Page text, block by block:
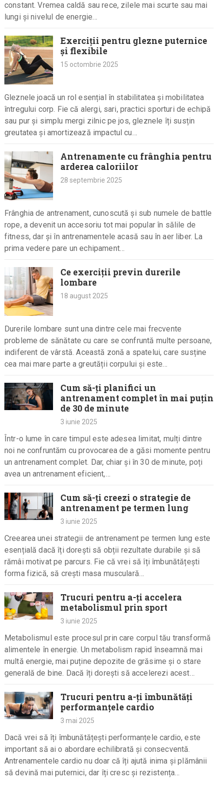
constant. Vremea caldă sau rece, zilele mai scurte sau mai
lungi și nivelul de energie…
Exerciții pentru glezne puternice
și flexibile
15 octombrie 2025
Gleznele joacă un rol esențial în stabilitatea și mobilitatea
întregului corp. Fie că alergi, sari, practici sporturi de echipă
sau pur și simplu mergi zilnic pe jos, gleznele îți susțin
greutatea și amortizează impactul cu…
Antrenamente cu frânghia pentru
arderea caloriilor
28 septembrie 2025
Frânghia de antrenament, cunoscută și sub numele de battle
rope, a devenit un accesoriu tot mai popular în sălile de
fitness, dar și în antrenamentele acasă sau în aer liber. La
prima vedere pare un echipament…
Ce exerciții previn durerile
lombare
18 august 2025
Durerile lombare sunt una dintre cele mai frecvente
probleme de sănătate cu care se confruntă multe persoane,
indiferent de vârstă. Această zonă a spatelui, care susține
cea mai mare parte a greutății corpului și este…
Cum să-ți planifici un
antrenament complet în mai puțin
de 30 de minute
3 iunie 2025
Într-o lume în care timpul este adesea limitat, mulți dintre
noi ne confruntăm cu provocarea de a găsi momente pentru
un antrenament complet. Dar, chiar și în 30 de minute, poți
avea un antrenament eficient,…
Cum să-ți creezi o strategie de
antrenament pe termen lung
3 iunie 2025
Creearea unei strategii de antrenament pe termen lung este
esențială dacă îți dorești să obții rezultate durabile și să
rămâi motivat pe parcurs. Fie că vrei să îți îmbunătățești
forma fizică, să crești masa musculară…
Trucuri pentru a-ți accelera
metabolismul prin sport
3 iunie 2025
Metabolismul este procesul prin care corpul tău transformă
alimentele în energie. Un metabolism rapid înseamnă mai
multă energie, mai puține depozite de grăsime și o stare
generală de bine. Dacă îți dorești să accelerezi acest…
Trucuri pentru a-ți îmbunătăți
performanțele cardio
3 mai 2025
Dacă vrei să îți îmbunătățești performanțele cardio, este
important să ai o abordare echilibrată și consecventă.
Antrenamentele cardio nu doar că îți ajută inima și plămânii
să devină mai puternici, dar îți cresc și rezistența…